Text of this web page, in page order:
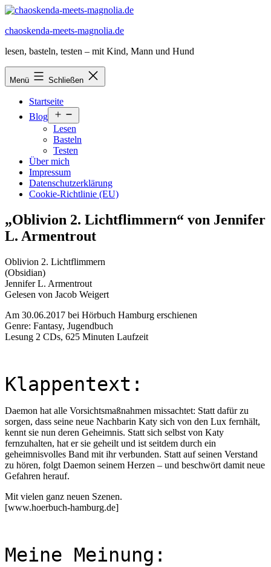
Zum
springen
chaoskenda-meets-magnolia.de
lesen, basteln, testen – mit Kind, Mann und Hund
Menü Schließen
Startseite
Blog
öffnen
Lesen
Basteln
Testen
Über mich
Impressum
Datenschutzerklärung
Cookie-Richtlinie (EU)
„Oblivion 2. Lichtflimmern“ von Jennifer
L. Armentrout
Oblivion 2. Lichtflimmern
(Obsidian)
Jennifer L. Armentrout
Gelesen von Jacob Weigert
Am 30.06.2017 bei Hörbuch Hamburg erschienen
Genre: Fantasy, Jugendbuch
Lesung 2 CDs, 625 Minuten Laufzeit
Klappentext:
Daemon hat alle Vorsichtsmaßnahmen missachtet: Statt dafür zu
sorgen, dass seine neue Nachbarin Katy sich von den Lux fernhält,
kennt sie nun deren Geheimnis. Statt sich selbst von Katy
fernzuhalten, hat er sie geheilt und ist seitdem durch ein
geheimnisvolles Band mit ihr verbunden. Statt auf seinen Verstand
zu hören, folgt Daemon seinem Herzen – und beschwört damit neue
Gefahren herauf.
Mit vielen ganz neuen Szenen.
[www.hoerbuch-hamburg.de]
Meine Meinung: